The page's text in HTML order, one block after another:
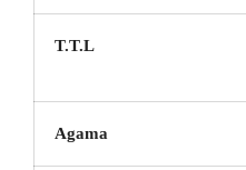
T.T.L
Agama